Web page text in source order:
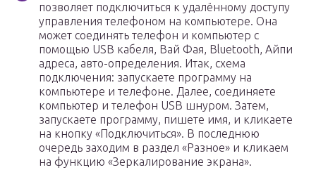
позволяет подключиться к удалённому доступу
управления телефоном на компьютере. Она
может соединять телефон и компьютер с
помощью USB кабеля, Вай Фая, Bluetooth, Айпи
адреса, авто-определения. Итак, схема
подключения: запускаете программу на
компьютере и телефоне. Далее, соединяете
компьютер и телефон USB шнуром. Затем,
запускаете программу, пишете имя, и кликаете
на кнопку «Подключиться». В последнюю
очередь заходим в раздел «Разное» и кликаем
на функцию «Зеркалирование экрана».